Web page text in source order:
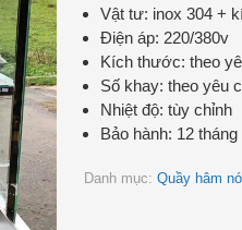
Vật tư: inox 304 +
Điện áp: 220/380v
Kích thước: theo
Số khay: theo yêu
Nhiệt độ: tùy chỉnh
Bảo hành: 12 tháng
Danh mục: Quầy hâm